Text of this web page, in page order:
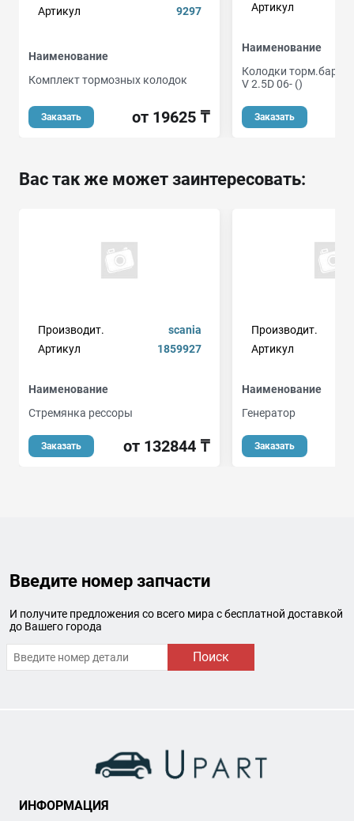
Артикул
9297
Наименование
Комплект тормозных колодок
Заказать от 19625 ₸
Артикул
Наименование
Колодки
V 2.5D 06- ()
Заказать
Вас так же может заинтересовать:
Производит.
scania
Артикул
1859927
Наименование
Стремянка рессоры
Заказать от 132844 ₸
Производит.
Артикул
Наименование
Генератор
Заказать
Введите номер запчасти
И получите предложения со всего мира с бесплатной доставкой
до Вашего города
Поиск
ИНФОРМАЦИЯ